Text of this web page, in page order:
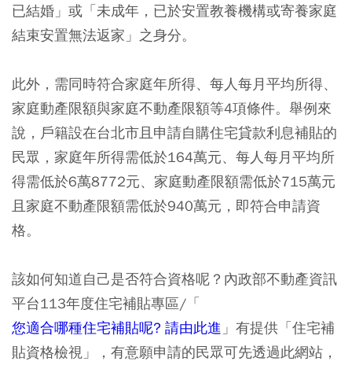
已結婚」或「未成年，已於安置教養機構或寄養家庭
結束安置無法返家」之身分。
此外，需同時符合家庭年所得、每人每月平均所得、
家庭動產限額與家庭不動產限額等4項條件。舉例來
說，戶籍設在台北市且申請自購住宅貸款利息補貼的
民眾，家庭年所得需低於164萬元、每人每月平均所
得需低於6萬8772元、家庭動產限額需低於715萬元
且家庭不動產限額需低於940萬元，即符合申請資
格。
該如何知道自己是否符合資格呢？內政部不動產資訊
平台113年度住宅補貼專區/「
您適合哪種住宅補貼呢? 請由此進 」有提供「住宅補
貼資格檢視」，有意願申請的民眾可先透過此網站，